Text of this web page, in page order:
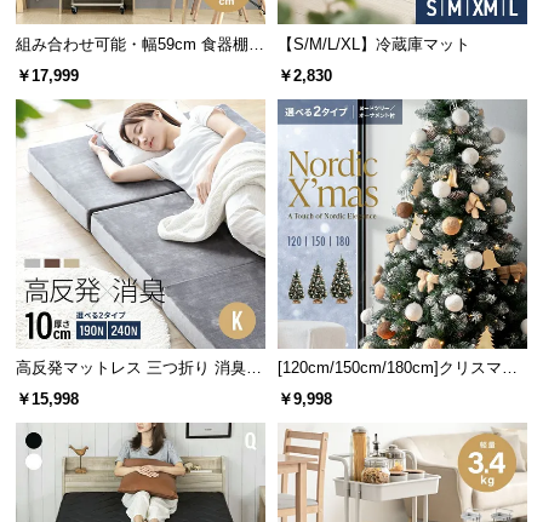
に
つ
い
返
品・
キ
ン
セ
ル
に
つ
い
証
上段ガラス扉の可動棚
高さ調節
2枚 7段階 約3.2㎝
下段ガラス扉の可動棚
組み合わせ可能・幅59cm 食器棚
スリム キッチンボード 木目調 レ
イアウト自在
￥17,999
【S/M/L/XL】冷蔵庫マット
￥2,830
高反発マットレス 三つ折り 消臭
スタンダード 厚さ10cm K
￥15,998
[120cm/150cm/180cm]クリスマス
ツリー オーナメント付
￥9,998